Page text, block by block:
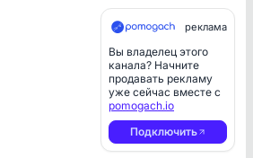
реклама
Вы владелец этого
канала? Начните
продавать рекламу
уже сейчас вместе с
pomogach.io
Подключить